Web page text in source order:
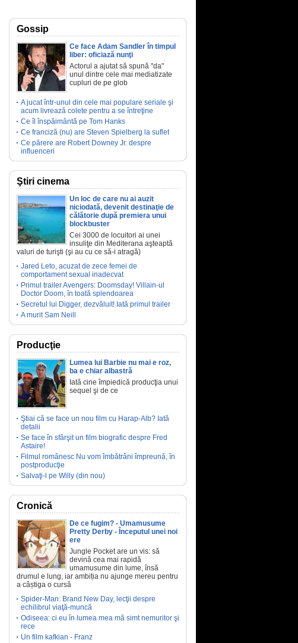
Gossip
Ce face Adam Sandler în timpul
liber: oficiază nunţi
Actorul a ajutat să spună "da"
unul dintre cele mai mediatizate
cupluri de pe glob
A jucat într-unul din cele mai populare seriale şi
acum livrează colete pentru a se întreţine
Ce îl înspăimântă pe Tom Hanks
Ce franciză (nu) are Steven Spielberg la suflet
Ce părere are Robert Downey Jr. despre
influenceri
Ştiri cinema
Un loc de care nu ai auzit
niciodată, devenit destinaţie de
călătorie după premiera unui
blockbuster
Cei 3000 de locuitori ai unei
insuliţe din Mediterana aşteaptă
valuri de turişti (şi au cu ce să-i atragă)
Jared Leto, acuzat de zece femei de
comportament sexual inadecvat
Primul trailer Avengers: Doomsday! Villain-ul
Doctor Doom, în toată splendoarea
Secretul lui Digger, dezvăluit! Iată primul trailer
A murit Sam Neill
Producţie
Lumea lui Barbie nu mai e roz,
ba e chiar albastră
Iată cine împiedică producţia unui
sequel şi de ce
Ştiai că se face un nou film cu Harap-Alb? Iată
detalii
Se face în sfârşit un film biografic despre Fred
Astaire!
Filmul românesc Nu vom îmbătrâni împreună, în
postproducţie
Salvaţi-l pe Willy (din nou)
Cronică
De ce fugim? - Umamusume
Pretty Derby - Începutul unei noi
ere
Jungle Pocket are un vis: să
devină cea mai rapidă
umamusume din lume, însă
drumul e lung, iar ambiția nu ajunge mereu pentru
a câștiga o cursă
Spider-Man: Brand New Day, lecţii despre
echilibrul viaţă-muncă
Odiseea: ci eu în lumea mea mă simt nemuritor şi
rece
Un film kafkian - Franz